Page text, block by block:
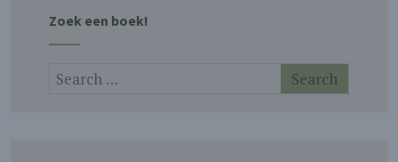
Zoek een boek!